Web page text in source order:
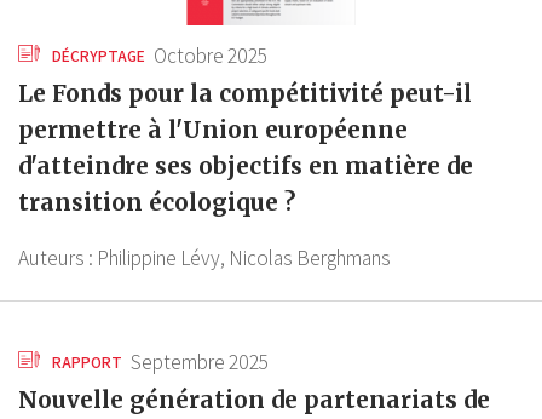
DÉCRYPTAGE Octobre 2025
Le Fonds pour la compétitivité peut-il
permettre à l'Union européenne
d'atteindre ses objectifs en matière de
transition écologique ?
Auteurs : Philippine Lévy, Nicolas Berghmans
RAPPORT Septembre 2025
Nouvelle génération de partenariats de